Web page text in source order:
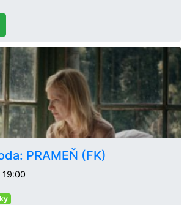
PRAMEŇ (FK)